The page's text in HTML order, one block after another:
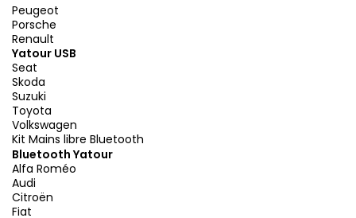
Peugeot
Porsche
Renault
Yatour USB
Seat
Skoda
Suzuki
Toyota
Volkswagen
Kit Mains libre Bluetooth
Bluetooth Yatour
Alfa Roméo
Audi
Citroën
Fiat